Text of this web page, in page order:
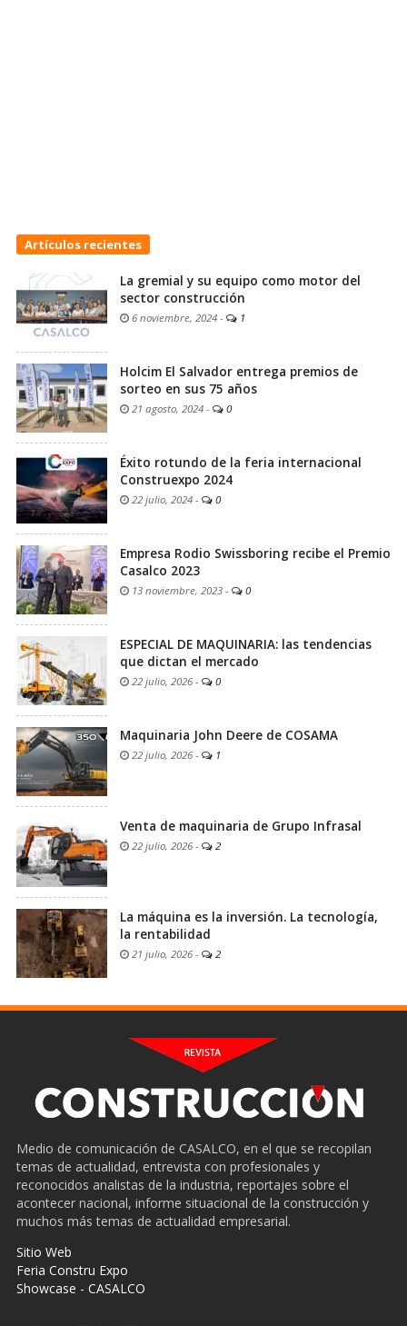
Artículos recientes
La gremial y su equipo como motor del
sector construcción
6 noviembre, 2024 - 1
Holcim El Salvador entrega premios de
sorteo en sus 75 años
21 agosto, 2024 - 0
Éxito rotundo de la feria internacional
Construexpo 2024
22 julio, 2024 - 0
Empresa Rodio Swissboring recibe el Premio
Casalco 2023
13 noviembre, 2023 - 0
ESPECIAL DE MAQUINARIA: las tendencias
que dictan el mercado
22 julio, 2026 - 0
Maquinaria John Deere de COSAMA
22 julio, 2026 - 1
Venta de maquinaria de Grupo Infrasal
22 julio, 2026 - 2
La máquina es la inversión. La tecnología,
la rentabilidad
21 julio, 2026 - 2
Medio de comunicación de CASALCO, en el que se recopilan
temas de actualidad, entrevista con profesionales y
reconocidos analistas de la industria, reportajes sobre el
acontecer nacional, informe situacional de la construcción y
muchos más temas de actualidad empresarial.
Sitio Web
Feria Constru Expo
Showcase - CASALCO